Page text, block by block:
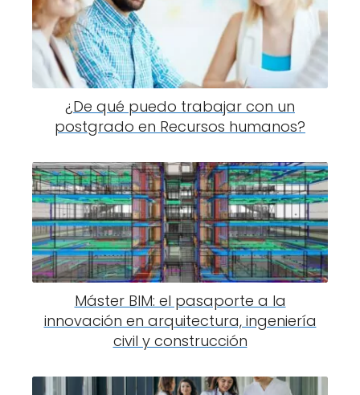
¿De qué puedo trabajar con un
postgrado en Recursos humanos?
Máster BIM: el pasaporte a la
innovación en arquitectura, ingeniería
civil y construcción